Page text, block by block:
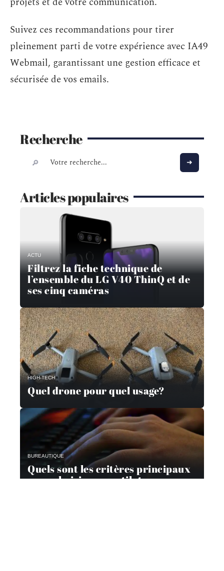
Suivez ces recommandations pour tirer
pleinement parti de votre expérience avec IA49
Webmail, garantissant une gestion efficace et
sécurisée de vos emails.
Recherche
Articles populaires
ACTU
Filtrez la fiche technique de
l’ensemble du LG V40 ThinQ et de
ses cinq caméras
HIGH-TECH
Quel drone pour quel usage?
BUREAUTIQUE
Quels sont les critères principaux
pour choisir un ventilateur pour